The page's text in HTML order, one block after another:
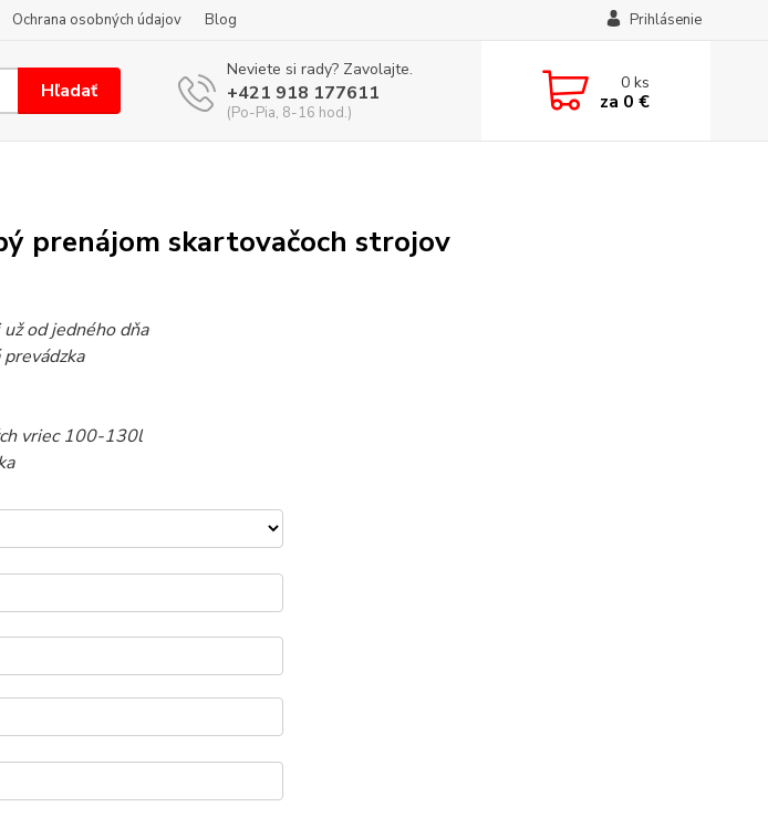
Ochrana osobných údajov Blog Prihlásenie
Hľadať
Neviete si rady? Zavolajte.
+421 918 177611
(Po-Pia, 8-16 hod.)
0ks
za 0 €
prenájom skartovačoch strojov
od jedného dňa
vriec 100-130l